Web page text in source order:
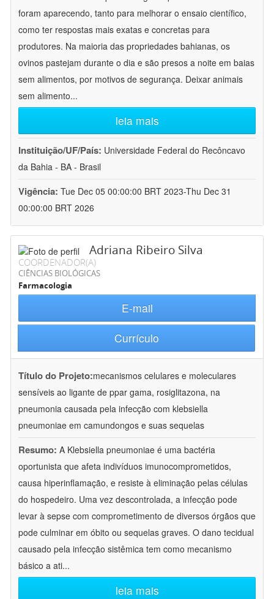
foram aparecendo, tanto para melhorar o ensaio científico,
como ter respostas mais exatas e concretas para
produtores. Na maioria das propriedades bahianas, os
ovinos pastejam durante o dia e são presos a noite em baias
sem alimentos, por motivos de segurança. Deixar animais
sem alimento...
leia mais
Instituição/UF/País: Universidade Federal do Recôncavo
da Bahia - BA - Brasil
Vigência: Tue Dec 05 00:00:00 BRT 2023-Thu Dec 31
00:00:00 BRT 2026
Adriana Ribeiro Silva
COORDENADOR(A)
CIÊNCIAS BIOLÓGICAS
Farmacologia
E-mail
Currículo
Título do Projeto:mecanismos celulares e moleculares
sensíveis ao ligante de ppar gama, rosiglitazona, na
pneumonia causada pela infecção com klebsiella
pneumoniae em camundongos e suas sequelas
Resumo: A Klebsiella pneumoniae é uma bactéria
oportunista que afeta indivíduos imunocomprometidos,
causa hiperinflamação, e resiste à eliminação pelas células
do hospedeiro. Uma vez descontrolada, a infecção pode
levar à sepse com comprometimento de diversos órgãos que
pode culminar em óbito ou sequelas graves. O dano tecidual
causado pela infecção sistêmica tem como mecanismo
básico a ati...
leia mais